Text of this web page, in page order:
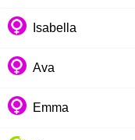
Isabella
Ava
Emma